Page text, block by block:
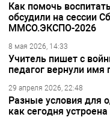
Как помочь
обсудили на сессии
ММСО.ЭКСПО-2026
8 мая 2026, 14:33
Учитель пишет с
педагог вернули имя
29 апреля 2026, 22:48
Разные условия для
как сегодня